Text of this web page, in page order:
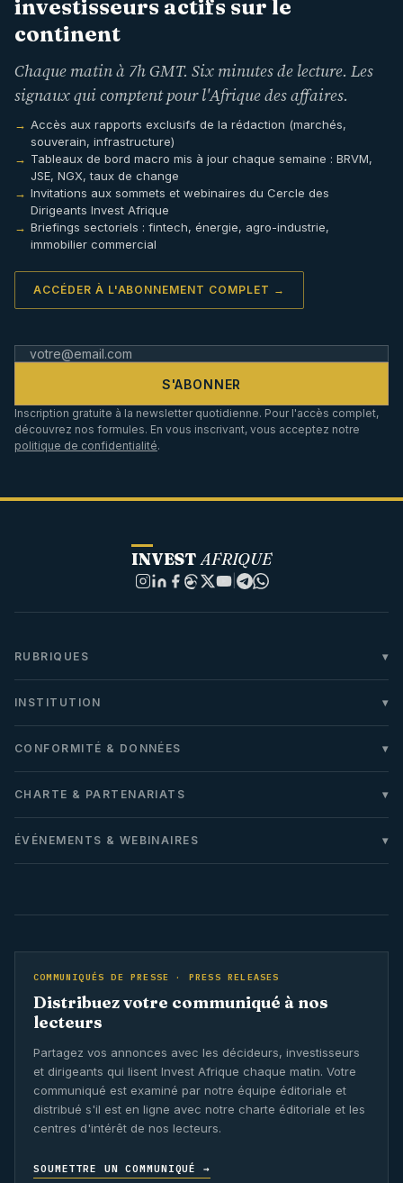
investisseurs actifs sur le
continent
Chaque matin à 7h GMT. Six minutes de lecture. Les
signaux qui comptent pour l'Afrique des affaires.
Accès aux rapports exclusifs de la rédaction (marchés,
souverain, infrastructure)
Tableaux de bord macro mis à jour chaque semaine : BRVM,
JSE, NGX, taux de change
Invitations aux sommets et webinaires du Cercle des
Dirigeants Invest Afrique
Briefings sectoriels : fintech, énergie, agro-industrie,
immobilier commercial
ACCÉDER À L'ABONNEMENT COMPLET →
S'ABONNER
Inscription gratuite à la newsletter quotidienne. Pour l'accès complet,
découvrez nos formules. En vous inscrivant, vous acceptez notre
politique de confidentialité.
INVEST AFRIQUE
|
RUBRIQUES
INSTITUTION
CONFORMITÉ & DONNÉES
CHARTE & PARTENARIATS
ÉVÉNEMENTS & WEBINAIRES
COMMUNIQUÉS DE PRESSE · PRESS RELEASES
Distribuez votre communiqué à nos
lecteurs
Partagez vos annonces avec les décideurs, investisseurs
et dirigeants qui lisent Invest Afrique chaque matin. Votre
communiqué est examiné par notre équipe éditoriale et
distribué s'il est en ligne avec notre charte éditoriale et les
centres d'intérêt de nos lecteurs.
SOUMETTRE UN COMMUNIQUÉ →